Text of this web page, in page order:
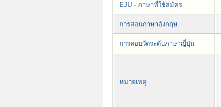
EJU - ภาษาที่ใช้สมัคร
การสอบภาษาอังกฤษ
การสอบวัดระดับภาษาญี่ปุ่น
หมายเหตุ